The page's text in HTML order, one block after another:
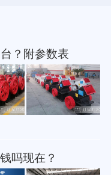
？附参数表
吗现在？